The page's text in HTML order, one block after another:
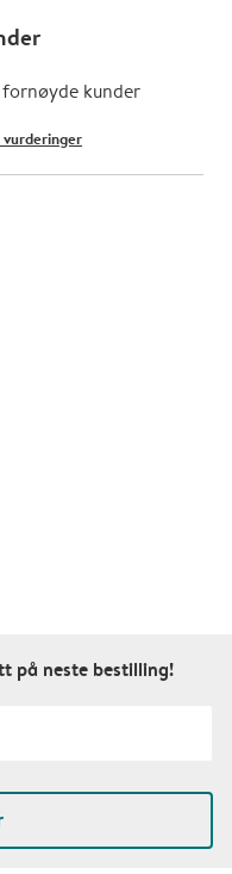
kunder
vurderinger
på neste bestilling!